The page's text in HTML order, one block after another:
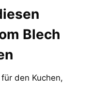
Blech
den Kuchen,